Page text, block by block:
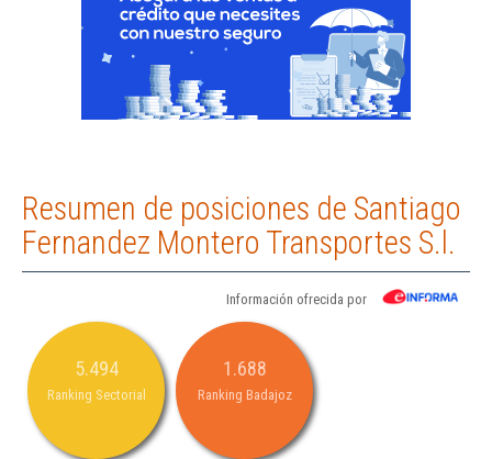
Resumen de posiciones de Santiago
Fernandez Montero Transportes S.l.
Información ofrecida por
5.494
Ranking Sectorial
1.688
Ranking Badajoz